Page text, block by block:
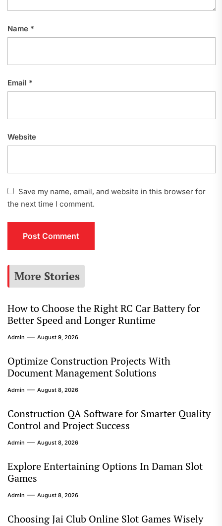
Name *
Email *
Website
Save my name, email, and website in this browser for
the next time I comment.
More Stories
How to Choose the Right RC Car Battery for
Better Speed and Longer Runtime
Admin August 9, 2026
Optimize Construction Projects With
Document Management Solutions
Admin August 8, 2026
Construction QA Software for Smarter Quality
Control and Project Success
Admin August 8, 2026
Explore Entertaining Options In Daman Slot
Games
Admin August 8, 2026
Choosing Jai Club Online Slot Games Wisely